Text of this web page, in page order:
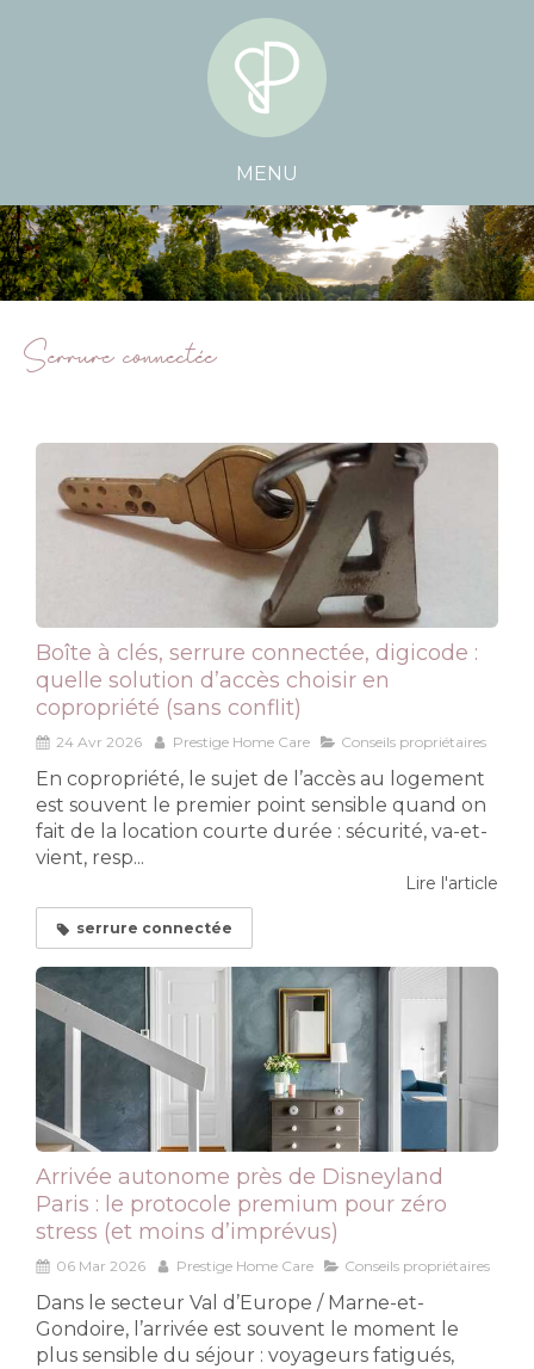
MENU
Serrure connectée
Boîte à clés, serrure connectée, digicode :
quelle solution d’accès choisir en
copropriété (sans conflit)
24 Avr 2026 Prestige Home Care Conseils propriétaires
En copropriété, le sujet de l’accès au logement
est souvent le premier point sensible quand on
fait de la location courte durée : sécurité, va-et-
vient, resp...
Lire l'article
serrure connectée
Arrivée autonome près de Disneyland
Paris : le protocole premium pour zéro
stress (et moins d’imprévus)
06 Mar 2026 Prestige Home Care Conseils propriétaires
Dans le secteur Val d’Europe / Marne-et-
Gondoire, l’arrivée est souvent le moment le
plus sensible du séjour : voyageurs fatigués,